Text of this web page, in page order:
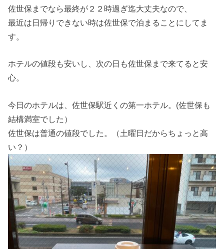
佐世保までなら最終が２２時過ぎ迄大丈夫なので、
最近は日帰りできない時は佐世保で泊まることにしてま
す。
ホテルの値段も安いし、次の日も佐世保まで来てると安
心。
今日のホテルは、佐世保駅近くの第一ホテル。(佐世保も
結構満室でした）
佐世保は普通の値段でした。（土曜日だからちょっと高
い？）